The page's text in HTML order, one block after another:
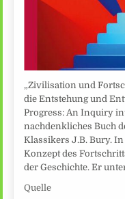
„Zivilisation und
die Entstehung und
Progress: An Inquiry
nachdenkliches Buch
Klassikers J.B. Bury.
Konzept des
der Geschichte. Er
Quelle